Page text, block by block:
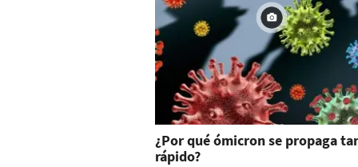
¿Por qué ómicron se propaga
rápido?